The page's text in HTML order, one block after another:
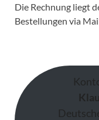
Die Rechnung liegt
Bestellungen via